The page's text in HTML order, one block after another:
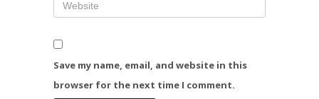
Save my name, email, and website in this
browser for the next time I comment.